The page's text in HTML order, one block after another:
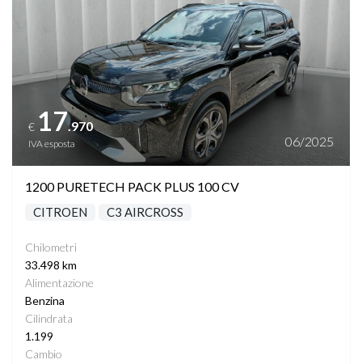
€ 17.970
IVA esposta 06/2025
1200 PURETECH PACK PLUS 100 CV
CITROEN C3 AIRCROSS
Chilometri
33.498 km
Alimentazione
Benzina
Cilindrata
1.199
Cambio